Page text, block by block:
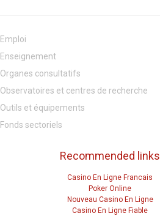
Emploi
Enseignement
Organes consultatifs
Observatoires et centres de recherche
Outils et équipements
Fonds sectoriels
Recommended links
Casino En Ligne Francais
Poker Online
Nouveau Casino En Ligne
Casino En Ligne Fiable